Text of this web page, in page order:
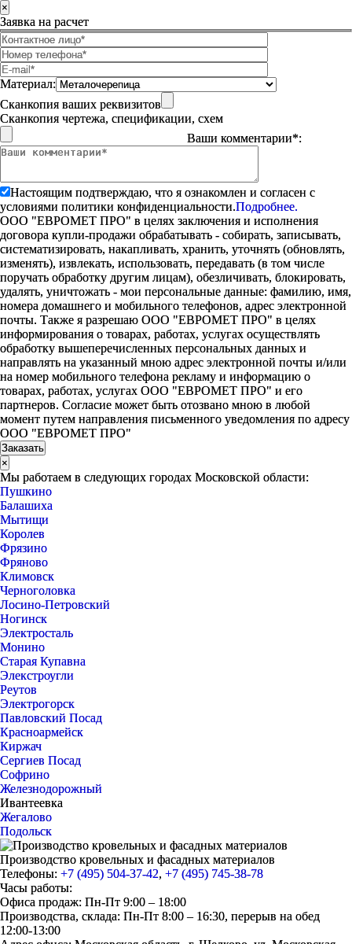
×
Заявка на расчет
Материал:
Сканкопия ваших реквизитов
Сканкопия чертежа, спецификации, схем
Ваши комментарии*:
Настоящим подтверждаю, что я ознакомлен и согласен с
условиями политики конфиденциальности.Подробнее.
ООО "ЕВРОМЕТ ПРО" в целях заключения и исполнения
договора купли-продажи обрабатывать - собирать, записывать,
систематизировать, накапливать, хранить, уточнять (обновлять,
изменять), извлекать, использовать, передавать (в том числе
поручать обработку другим лицам), обезличивать, блокировать,
удалять, уничтожать - мои персональные данные: фамилию, имя,
номера домашнего и мобильного телефонов, адрес электронной
почты. Также я разрешаю ООО "ЕВРОМЕТ ПРО" в целях
информирования о товарах, работах, услугах осуществлять
обработку вышеперечисленных персональных данных и
направлять на указанный мною адрес электронной почты и/или
на номер мобильного телефона рекламу и информацию о
товарах, работах, услугах ООО "ЕВРОМЕТ ПРО" и его
партнеров. Согласие может быть отозвано мною в любой
момент путем направления письменного уведомления по адресу
ООО "ЕВРОМЕТ ПРО"
×
Мы работаем в следующих городах Московской области:
Пушкино
Балашиха
Мытищи
Королев
Фрязино
Фряново
Климовск
Черноголовка
Лосино-Петровский
Ногинск
Электросталь
Монино
Старая Купавна
Элекстроугли
Реутов
Электрогорск
Павловский Посад
Красноармейск
Киржач
Сергиев Посад
Софрино
Железнодорожный
Ивантеевка
Жегалово
Подольск
Производство кровельных и фасадных материалов
Телефоны: +7 (495) 504-37-42, +7 (495) 745-38-78
Часы работы:
Офиса продаж: Пн-Пт 9:00 – 18:00
Производства, склада: Пн-Пт 8:00 – 16:30, перерыв на обед
12:00-13:00